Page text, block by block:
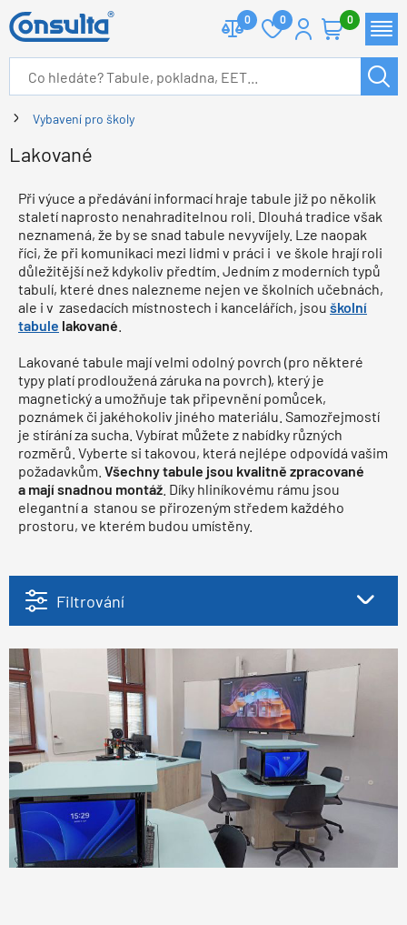
0 0 0
Vybavení pro školy
Lakované
Při výuce a předávání informací hraje tabule již po několik
staletí naprosto nenahraditelnou roli. Dlouhá tradice však
neznamená, že by se snad tabule nevyvíjely. Lze naopak
říci, že při komunikaci mezi lidmi v práci i ve škole hrají roli
důležitější než kdykoliv předtím. Jedním z moderních typů
tabulí, které dnes nalezneme nejen ve školních učebnách,
ale i v zasedacích místnostech i kancelářích, jsou školní
tabule lakované
Lakované tabule mají velmi odolný povrch (pro některé
typy platí prodloužená záruka na povrch), který je
magnetický a umožňuje tak připevnění pomůcek,
poznámek či jakéhokoliv jiného materiálu. Samozřejmostí
je stírání za sucha. Vybírat můžete z nabídky různých
rozměrů. Vyberte si takovou, která nejlépe odpovídá vašim
požadavkům. Všechny tabule jsou kvalitně zpracované
a mají snadnou montáž . Díky hliníkovému rámu jsou
elegantní a stanou se přirozeným středem každého
prostoru, ve kterém budou umístěny.
Filtrování